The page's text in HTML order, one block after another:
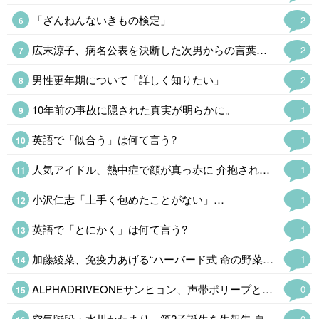
2
「ざんねんないきもの検定」
2
広末涼子、病名公表を決断した次男からの言葉「言い訳にするのも嫌だった」
2
男性更年期について「詳しく知りたい」
1
10年前の事故に隠された真実が明らかに。
1
英語で「似合う」は何て言う?
1
人気アイドル、熱中症で顔が真っ赤に 介抱される様子公開「苦しそう」
1
小沢仁志「上手く包めたことがない」…
1
英語で「とにかく」は何て言う?
1
加藤綾菜、免疫力あげる“ハーバード式 命の野菜スープ公開「野菜たっぷりで…
0
ALPHADRIVEONEサンヒョン、声帯ポリープと診断…